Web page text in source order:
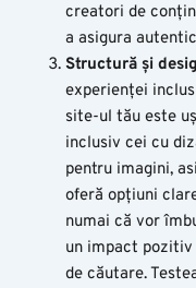
creatori de
a asigura
Structură și
experienței
site-ul tău este
inclusiv cei cu
pentru imagini,
oferă opțiuni
numai că vor
un impact
de căutare.